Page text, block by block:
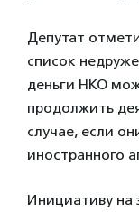
Депутат
список
деньги НКО
продолжить
случае, если
иностранного
Инициативу на